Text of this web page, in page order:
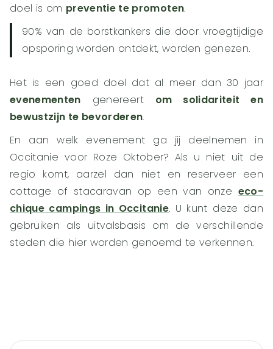
doel is om preventie te promoten.
90% van de borstkankers die door vroegtijdige
opsporing worden ontdekt, worden genezen.
Het is een goed doel dat al meer dan 30 jaar
evenementen genereert om solidariteit en
bewustzijn te bevorderen.
En aan welk evenement ga jij deelnemen in
Occitanie voor Roze Oktober? Als u niet uit de
regio komt, aarzel dan niet en reserveer een
cottage of stacaravan op een van onze eco-
chique campings in Occitanie. U kunt deze dan
gebruiken als uitvalsbasis om de verschillende
steden die hier worden genoemd te verkennen.